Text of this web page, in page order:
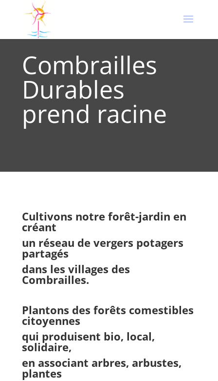
Combrailles
Durables
prend racine
Cultivons notre forêt-jardin en
créant
un réseau de vergers potagers
partagés
dans les villages des
Combrailles.
Plantons des forêts comestibles
citoyennes
qui produisent bio, local,
solidaire,
en associant arbres, arbustes,
plantes